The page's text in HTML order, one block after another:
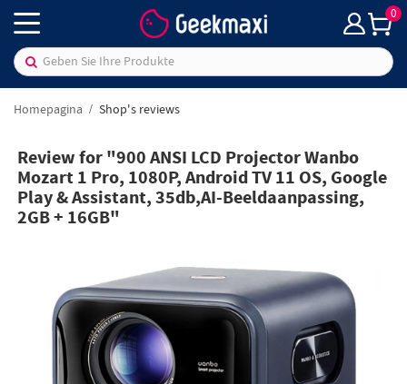
0
Homepagina Shop's reviews
Review for "900 ANSI LCD Projector Wanbo
Mozart 1 Pro, 1080P, Android TV 11 OS, Google
Play & Assistant, 35db,AI-Beeldaanpassing,
2GB + 16GB"